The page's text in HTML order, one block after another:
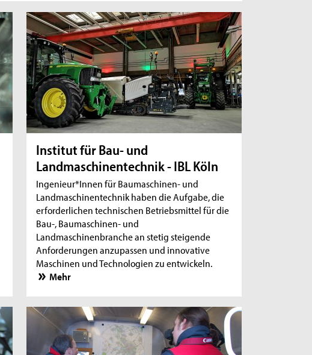
Institut für Bau- und
Landmaschinentechnik - IBL Köln
Ingenieur*Innen für Baumaschinen- und
Landmaschinentechnik haben die Aufgabe, die
erforderlichen technischen Betriebsmittel für die
Bau-, Baumaschinen- und
Landmaschinenbranche an stetig steigende
Anforderungen anzupassen und innovative
Maschinen und Technologien zu entwickeln.
Mehr